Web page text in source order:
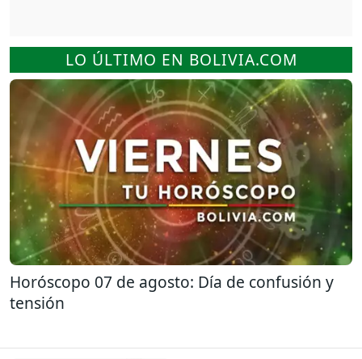
LO ÚLTIMO EN BOLIVIA.COM
Horóscopo 07 de agosto: Día de confusión y
tensión